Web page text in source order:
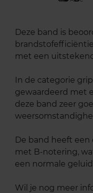
Deze band is
met een
In de categorie
gewaardeerd met
deze band zeer
De band heeft een
met B-notering,
een normale
Wil je nog meer